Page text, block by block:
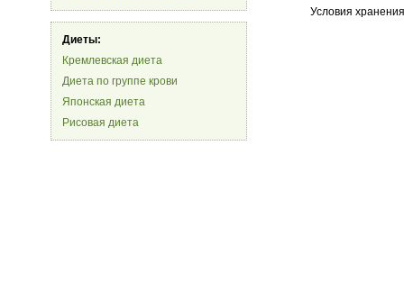
Диеты:
Кремлевская диета
Диета по группе крови
Японская диета
Рисовая диета
Условия